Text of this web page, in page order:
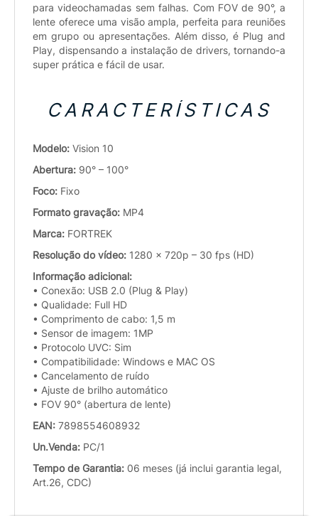
para videochamadas sem falhas. Com FOV de 90°, a
lente oferece uma visão ampla, perfeita para reuniões
em grupo ou apresentações. Além disso, é Plug and
Play, dispensando a instalação de drivers, tornando-a
super prática e fácil de usar.
CARACTERÍSTICAS
Modelo: Vision 10
Abertura: 90° – 100°
Foco: Fixo
Formato gravação: MP4
Marca: FORTREK
Resolução do vídeo: 1280 x 720p – 30 fps (HD)
Informação adicional:
• Conexão: USB 2.0 (Plug & Play)
• Qualidade: Full HD
• Comprimento de cabo: 1,5 m
• Sensor de imagem: 1MP
• Protocolo UVC: Sim
• Compatibilidade: Windows e MAC OS
• Cancelamento de ruído
• Ajuste de brilho automático
• FOV 90° (abertura de lente)
EAN: 7898554608932
Un.Venda: PC/1
Tempo de Garantia: 06 meses (já inclui garantia legal,
Art.26, CDC)